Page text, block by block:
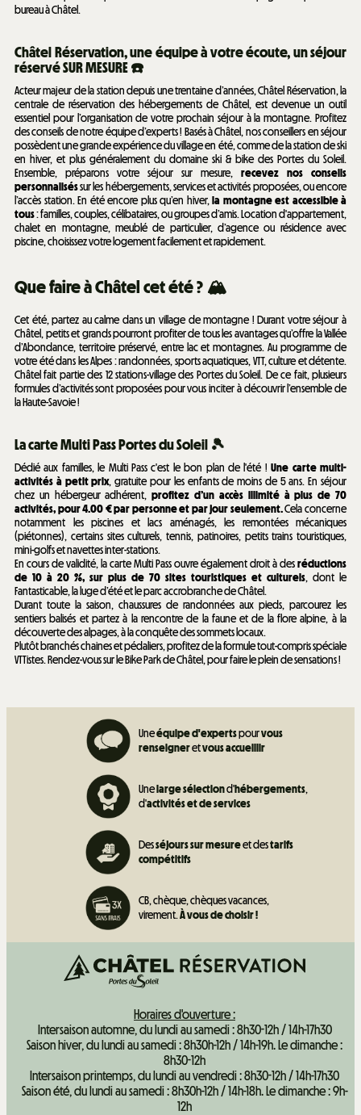
bureau à Châtel.
Châtel Réservation, une équipe à votre écoute, un séjour
réservéSUR MESURE ☎️
Acteur majeur de la station depuis une trentaine d’années, Châtel Réservation, la
centrale de réservation des hébergements de Châtel, est devenue un outil
essentiel pour l’organisation de votre prochain séjour à la montagne. Profitez
des conseils de notre équipe d’experts ! Basés à Châtel, nos conseillers en séjour
possèdent une grande expérience du village en été, comme de la station de ski
en hiver, et plus généralement du domaine ski & bike des Portes du Soleil.
Ensemble, préparons votre séjour sur mesure, recevez nos conseils
personnaliséssur les hébergements, services et activités proposées, ou encore
l’accès station. En été encore plus qu’en hiver,la montagne est accessible à
tous: familles, couples, célibataires, ou groupes d’amis. Location d'appartement,
chalet en montagne, meublé de particulier, d’agence ou résidence avec
piscine, choisissez votre logement facilement et rapidement.
Que faire à Châtel cet été ? 🏔️
Cet été, partez au calme dans un village de montagne ! Durant votre séjour à
Châtel, petits et grands pourront profiter de tous les avantages qu’offre la Vallée
d’Abondance, territoire préservé, entre lac et montagnes. Au programme de
votre été dans les Alpes : randonnées, sports aquatiques, VTT, culture et détente.
Châtel fait partie des 12 stations-village des Portes du Soleil. De ce fait, plusieurs
formules d’activités sont proposées pour vous inciter à découvrir l’ensemble de
la Haute-Savoie !
La carte Multi Pass Portes du Soleil 🎾
Dédié aux familles, le Multi Pass c'est le bon plan de l'été !Une carte multi-
activités à petit prix, gratuite pour les enfants de moins de 5 ans. En séjour
chez un hébergeur adhérent,profitez d’un accès illimité à plus de 70
activités, pour 4.00 € par personne et par jour seulement.Cela concerne
notamment les piscines et lacs aménagés, les remontées mécaniques
(piétonnes), certains sites culturels, tennis, patinoires, petits trains touristiques,
mini-golfs et navettes inter-stations.
En cours de validité, la carte Multi Pass ouvre également droit à desréductions
de 10 à 20 %, sur plus de 70 sites touristiques et culturels, dont le
Fantasticable, la luge d’été et le parc accrobranche de Châtel.
Durant toute la saison, chaussures de randonnées aux pieds, parcourez les
sentiers balisés et partez à la rencontre de la faune et de la flore alpine, à la
découverte des alpages, à la conquête des sommets locaux.
Plutôt branchés chaines et pédaliers, profitez de la formule tout-compris spéciale
VTTistes. Rendez-vous sur le Bike Park de Châtel, pour faire le plein de sensations !
Uneéquipe d'expertspourvous
renseigneretvous accueillir
Unelarge sélectiond'hébergements,
d'activités et deservices
Desséjours sur mesureet destarifs
compétitifs
CB, chèque, chèques vacances,
virement.À vous de choisir !
Horaires d'ouverture :
Intersaison automne, du lundi au samedi : 8h30-12h / 14h-17h30
Saison hiver, du lundi au samedi : 8h30h-12h / 14h-19h. Le dimanche :
8h30-12h
Intersaison printemps, du lundi au vendredi : 8h30-12h / 14h-17h30
Saison été, du lundi au samedi : 8h30h-12h / 14h-18h. Le dimanche : 9h-
12h